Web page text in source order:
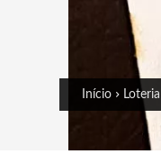
Início Loteria